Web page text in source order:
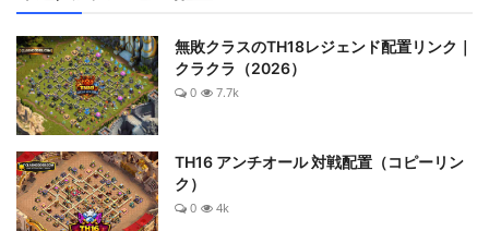
無敗クラスのTH18レジェンド配置リンク｜
クラクラ（2026）
0 7.7k
TH16 アンチオール 対戦配置（コピーリン
ク）
0 4k